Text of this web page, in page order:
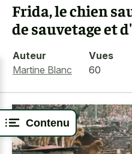
Contenu
Frida, le chien
de sauvetage et
Auteur
Martine Blanc
Vues
60